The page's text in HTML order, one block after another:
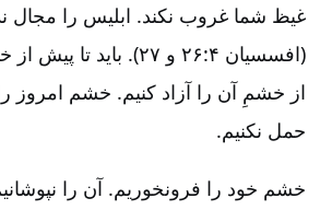
غیظ شما غروب نکند. ابلیس را مجال
(افسسیان ۴:‏۲۶ و ۲۷). باید
از خشمِ آن را آزاد کنیم‌. خشم امروز را
حمل نکنیم‌.
خشم خود را فرونخوریم‌. آن را